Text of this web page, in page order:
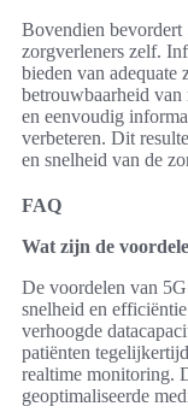
Bovendien bevordert
zorgverleners zelf.
bieden van adequate
betrouwbaarheid
en eenvoudig
verbeteren. Dit
en snelheid van de
FAQ
Wat zijn de
De voordelen van
snelheid en
verhoogde
patiënten
realtime monitoring.
geoptimaliseerde